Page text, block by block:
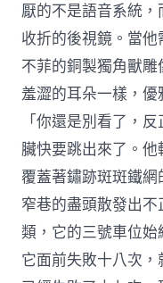
厭的不是語音系統
收折的後視鏡。當
不菲的銅製獨角獸
羞澀的耳朵一樣，優
「你還是別看了，
臟快要跳出來了。他
覆蓋著鏽跡斑斑鐵
窄巷的盡頭散發出
類，它的三號車位
它面前失敗十八次